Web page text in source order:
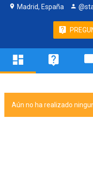
Madrid, España
Aún no ha realizado